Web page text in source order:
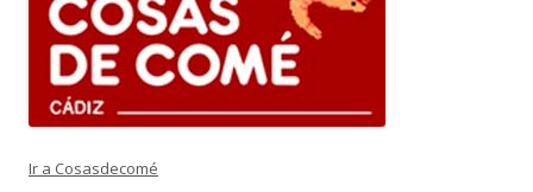
Ir a Cosasdecomé